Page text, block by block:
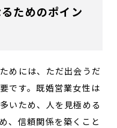
ためのポイン
めには、ただ出会うだ
です。既婚営業女性は
いため、人を見極める
、信頼関係を築くこと